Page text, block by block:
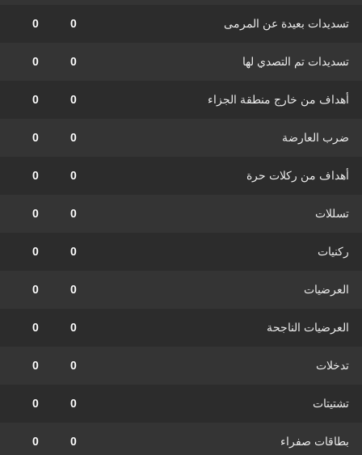
تسديدات بعيدة عن المرمى 0
0
تسديدات تم التصدي لها 0
0
أهداف من خارج منطقة الجزاء 0
0
ضرب العارضة 0
0
أهداف من ركلات حرة 0
0
تسللات 0
0
ركنيات 0
0
العرضيات 0
0
العرضيات الناجحة 0
0
تدخلات 0
0
تشتيتات 0
0
بطاقات صفراء 0
0